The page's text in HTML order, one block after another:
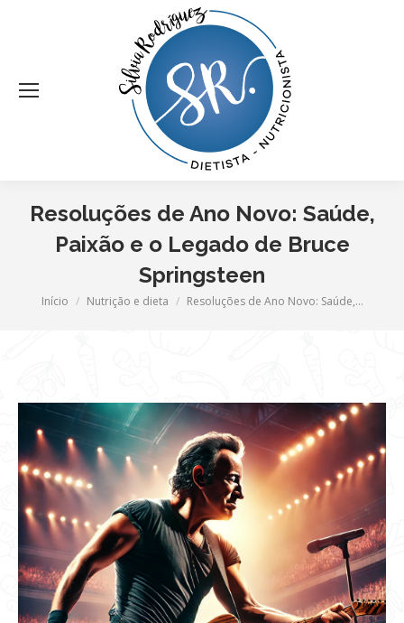
Resoluções de Ano Novo: Saúde,
Paixão e o Legado de Bruce
Springsteen
Você está aqui:
Início Nutrição e dieta Resoluções de Ano Novo: Saúde,…